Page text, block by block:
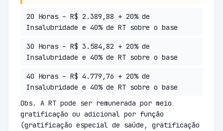
20 Horas – R$ 2.389,88 + 20% de
Insalubridade e 40% de RT sobre o base
30 Horas – R$ 3.584,82 + 20% de
Insalubridade e 40% de RT sobre o base
40 Horas – R$ 4.779,76 + 20% de
Insalubridade e 40% de RT sobre o base
Obs. A RT pode ser remunerada por meio
gratificação ou adicional por função
(gratificação especial de saúde, gratificação